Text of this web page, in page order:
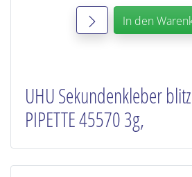
In den
UHU Sekundenkleber
PIPETTE 45570 3g,